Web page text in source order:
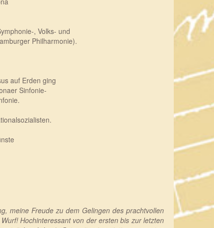
, Volks- und
Philharmonie).
auf Erden ging
Sinfonie-
meine Freude zu dem Gelingen des prachtvollen
Hochinteressant von der ersten bis zur letzten